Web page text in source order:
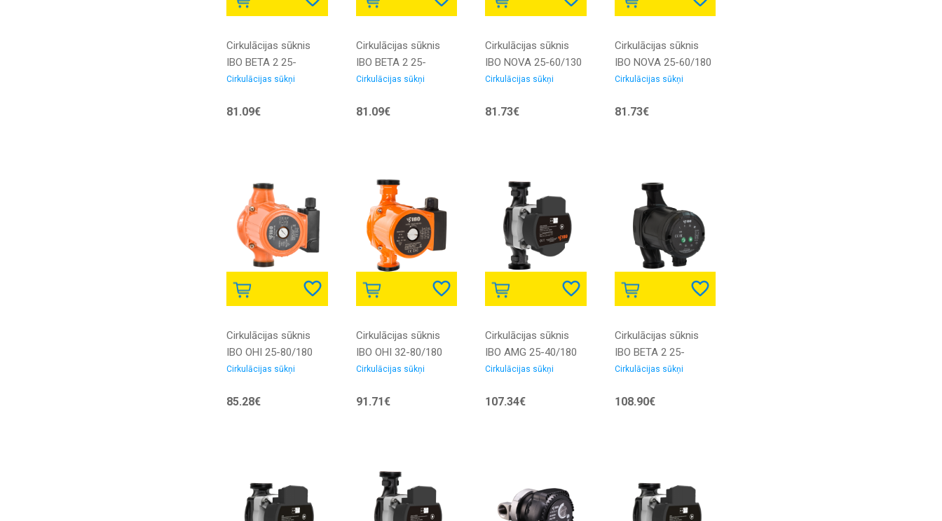
Cirkulācijas sūknis
IBO BETA 2 25-
60/180 Elektroniskais
Cirkulācijas sūkņi
81.09€
Cirkulācijas sūknis
IBO BETA 2 25-
60/130 elektroniskais
Cirkulācijas sūkņi
81.09€
Cirkulācijas sūknis
IBO NOVA 25-60/130
Elektroniskais ar
savienojumiem
Cirkulācijas sūkņi
81.73€
Cirkulācijas sūknis
IBO NOVA 25-60/180
elektroniskais
Cirkulācijas sūkņi
81.73€
Cirkulācijas sūknis
IBO OHI 25-80/180
Cirkulācijas sūkņi
85.28€
Cirkulācijas sūknis
IBO OHI 32-80/180
Cirkulācijas sūkņi
91.71€
Cirkulācijas sūknis
IBO AMG 25-40/180
ar PWM vadību un
savienojumiem
Cirkulācijas sūkņi
107.34€
Cirkulācijas sūknis
IBO BETA 2 25-
80/180 ar skrūvēm
Cirkulācijas sūkņi
108.90€